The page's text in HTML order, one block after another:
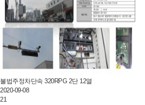
불법주정차단속 320RPG 2단 12열
2020-09-08
21